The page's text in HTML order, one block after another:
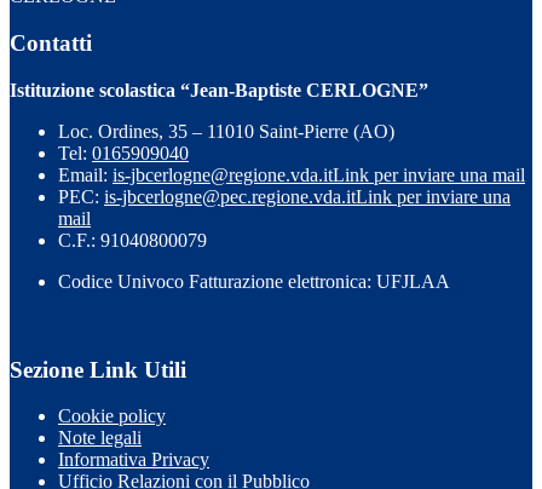
Contatti
Istituzione scolastica “Jean-Baptiste CERLOGNE”
Loc. Ordines, 35 – 11010 Saint-Pierre (AO)
Tel: 0165909040
Email: is-jbcerlogne@regione.vda.itLink per inviare una mail
PEC: is-jbcerlogne@pec.regione.vda.itLink per inviare una
mail
C.F.: 91040800079
Codice Univoco Fatturazione elettronica: UFJLAA
Sezione Link Utili
Cookie policy
Note legali
Informativa Privacy
Ufficio Relazioni con il Pubblico